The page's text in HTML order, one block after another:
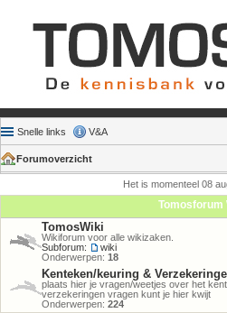
Snelle links V&A
Forumoverzicht
Het is momenteel 08
Tomosforum
TomosWiki
Wikiforum voor alle wikizaken.
Subforum:
wiki
Onderwerpen: 18
Kenteken/keuring &
plaats hier je vragen/weetjes over het
verzekeringen vragen kunt je hier kwijt
Onderwerpen: 224